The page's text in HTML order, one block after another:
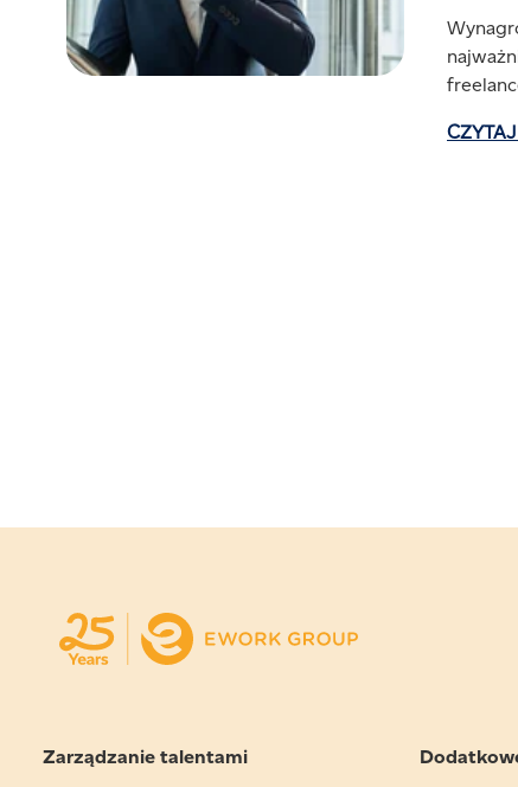
Zarządzanie talentami